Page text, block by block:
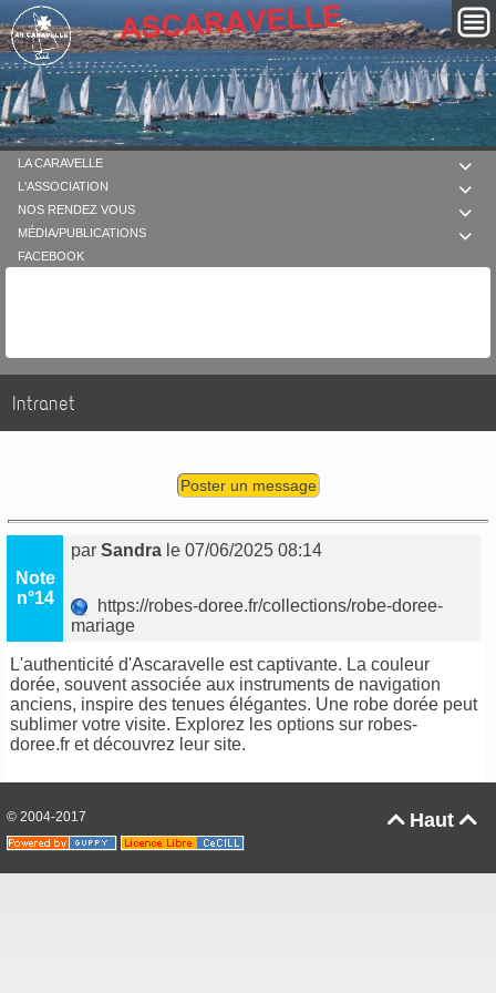

LA CARAVELLE

L'ASSOCIATION

NOS RENDEZ VOUS

MÉDIA/PUBLICATIONS
FACEBOOK
Intranet
Poster un message
Note
n°14
parSandra le 07/06/2025 08:14
https://robes-doree.fr/collections/robe-doree-
mariage
L'authenticité d'Ascaravelle est captivante. La couleur
dorée, souvent associée aux instruments de navigation
anciens, inspire des tenues élégantes. Une robe dorée peut
sublimer votre visite. Explorez les options sur robes-
doree.fr et découvrez leur site.
Haut 
© 2004-2017